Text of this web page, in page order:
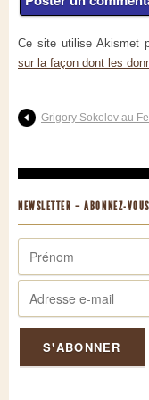
Ce site utilise Akismet
sur la façon dont les
Grigory Sokolov au
NEWSLETTER – ABONNEZ-